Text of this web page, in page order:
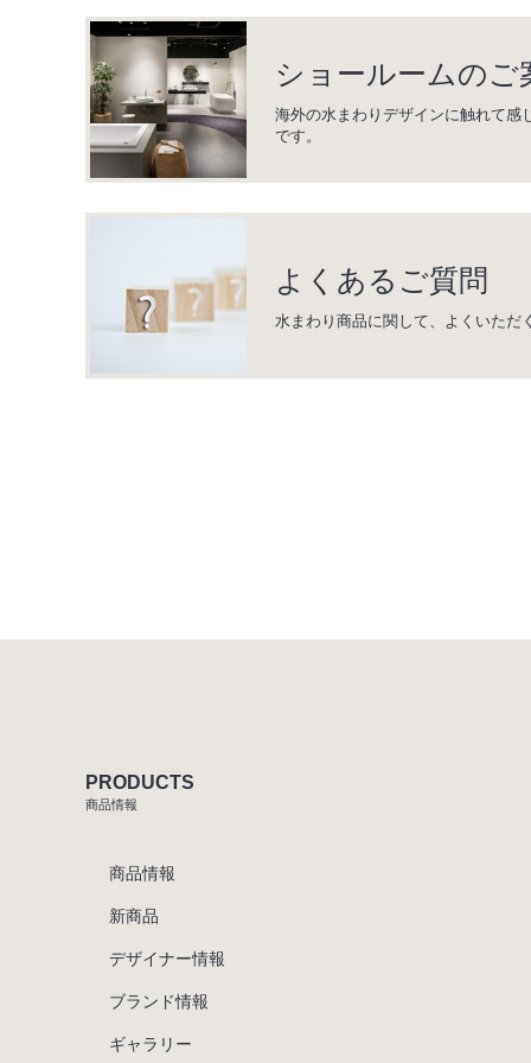
ショールームのご
海外の水まわりデザインに触れて感
です。
よくあるご質問
水まわり商品に関して、よくいただ
PRODUCTS
商品情報
商品情報
新商品
デザイナー情報
ブランド情報
ギャラリー